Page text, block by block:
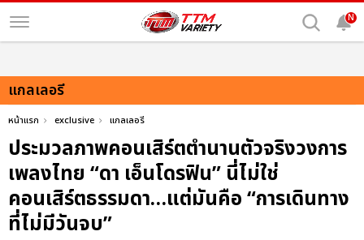
N
แกลเลอรี
หน้าแรก exclusive แกลเลอรี
ประมวลภาพคอนเสิร์ตตำนานตัวจริงวงการ
เพลงไทย “ดา เอ็นโดรฟิน” นี่ไม่ใช่
คอนเสิร์ตธรรมดา…แต่มันคือ “การเดินทาง
ที่ไม่มีวันจบ”